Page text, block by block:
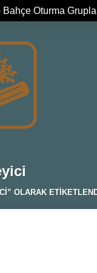
Oturma
OLARAK